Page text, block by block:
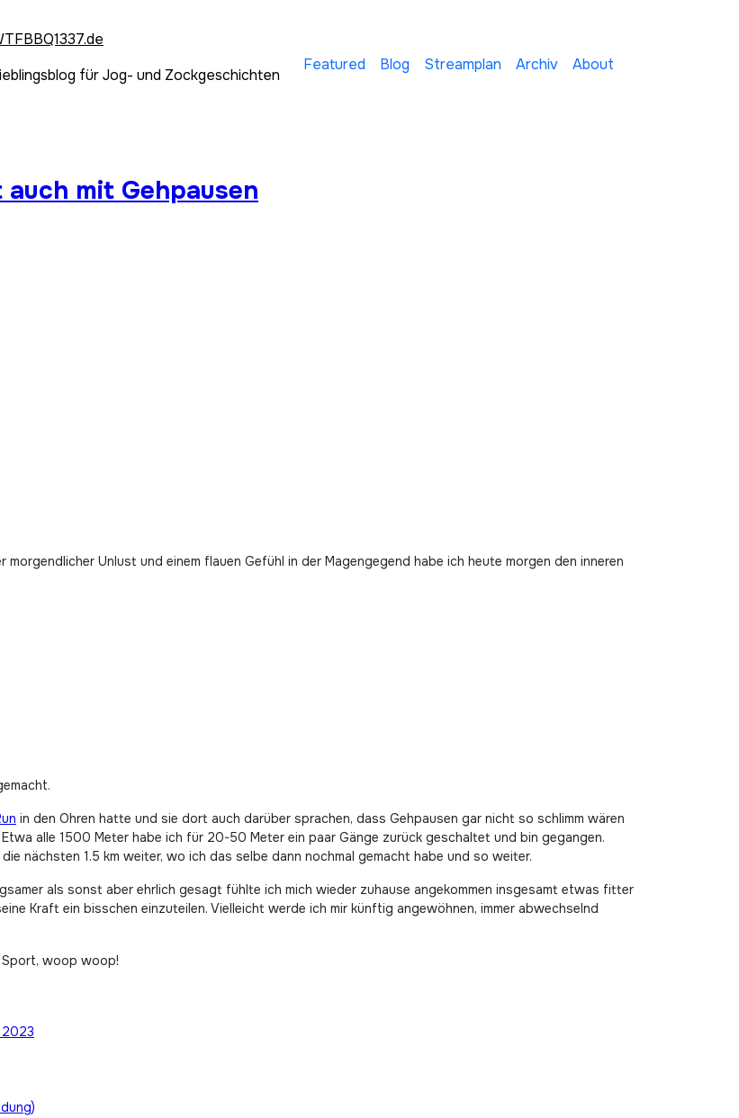
für Jog- und Zockgeschichten
Featured Blog Streamplan Archiv About
mit Gehpausen
morgendlicher Unlust und einem flauen Gefühl in der Magengegend habe ich heute morgen den inneren
in den Ohren hatte und sie dort auch darüber sprachen, dass Gehpausen gar nicht so schlimm wären
alle 1500 Meter habe ich für 20-50 Meter ein paar Gänge zurück geschaltet und bin gegangen.
nächsten 1.5 km weiter, wo ich das selbe dann nochmal gemacht habe und so weiter.
als sonst aber ehrlich gesagt fühlte ich mich wieder zuhause angekommen insgesamt etwas fitter
Kraft ein bisschen einzuteilen. Vielleicht werde ich mir künftig angewöhnen, immer abwechselnd
Sport, woop woop!